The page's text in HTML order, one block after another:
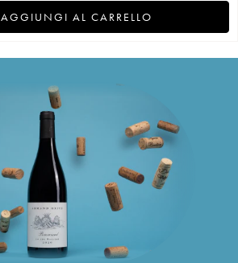
AGGIUNGI AL CARRELLO